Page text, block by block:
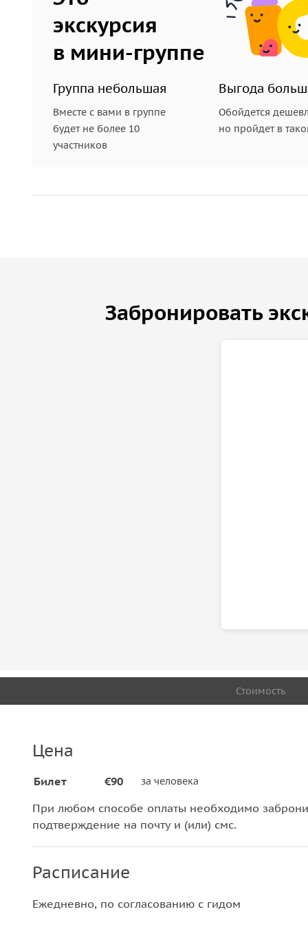
экскурсия
в мини-группе
Группа небольшая
Вместе с вами в группе
будет не более 10
участников
Выгода
Обойдется
но пройдет в
Забронировать
Стоимость
Цена
Билет €90 за человека
При любом способе оплаты необходимо
подтверждение на почту и (или) смс.
Расписание
Ежедневно, по согласованию с гидом